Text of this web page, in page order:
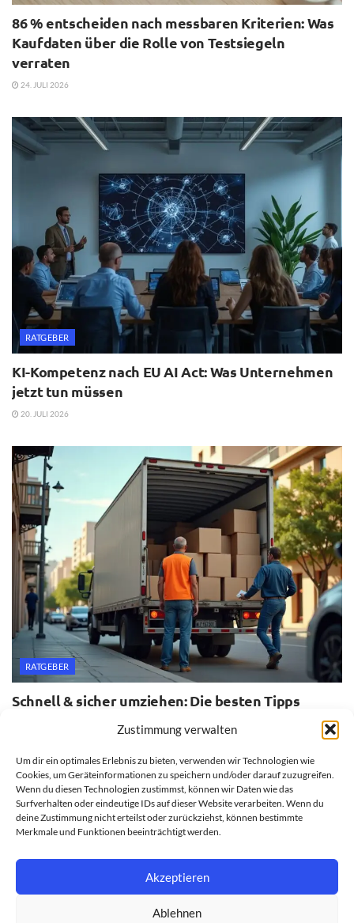
Zustimmung verwalten
Um dir ein optimales Erlebnis zu bieten, verwenden wir Technologien wie
Cookies, um Geräteinformationen zu speichern und/oder darauf zuzugreifen.
Wenn du diesen Technologien zustimmst, können wir Daten wie das
Surfverhalten oder eindeutige IDs auf dieser Website verarbeiten. Wenn du
deine Zustimmung nicht erteilst oder zurückziehst, können bestimmte
Merkmale und Funktionen beeinträchtigt werden.
Akzeptieren
Ablehnen
86 % entscheiden nach messbaren Kriterien: Was
Kaufdaten über die Rolle von Testsiegeln
verraten
24. JULI 2026
RATGEBER
KI-Kompetenz nach EU AI Act: Was Unternehmen
jetzt tun müssen
20. JULI 2026
RATGEBER
Schnell & sicher umziehen: Die besten Tipps